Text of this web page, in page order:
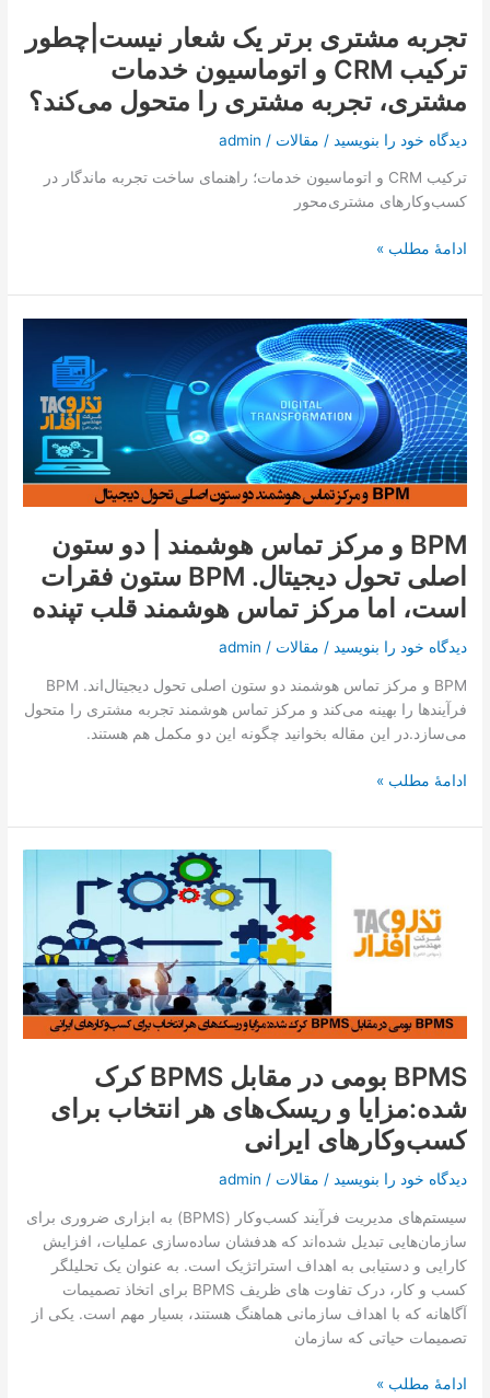
تجربه مشتری برتر یک شعار نیست|چطور
ترکیب CRM و اتوماسیون خدمات
مشتری، تجربه مشتری را متحول می‌کند؟
دیدگاه‌ خود را بنویسید / مقالات /
admin
ترکیب CRM و اتوماسیون خدمات؛ راهنمای ساخت تجربه ماندگار در
کسب‌وکارهای مشتری‌محور
و
اتوماسیون
خدمات
مشتری،
تجربه
را
متحول
ادامۀ مطلب »
BPM و مرکز تماس هوشمند | دو ستون
اصلی تحول دیجیتال. BPM ستون فقرات
است، اما مرکز تماس هوشمند قلب تپنده
دیدگاه‌ خود را بنویسید / مقالات /
admin
BPM و مرکز تماس هوشمند دو ستون اصلی تحول دیجیتال‌اند. BPM
فرآیندها را بهینه می‌کند و مرکز تماس هوشمند تجربه مشتری را متحول
می‌سازد.در این مقاله بخوانید چگونه این دو مکمل هم هستند.
BPM
و
مرکز
تماس
هوشمند
|
دو
تحول
دیجیتال.
BPM
ستون
فقرات
اما
مرکز
تماس
قلب
ادامۀ مطلب »
BPMS بومی در مقابل BPMS کرک
شده:مزایا و ریسک‌های هر انتخاب برای
کسب‌وکارهای ایرانی
دیدگاه‌ خود را بنویسید / مقالات /
admin
سیستم‌های مدیریت فرآیند کسب‌وکار (BPMS) به ابزاری ضروری برای
سازمان‌هایی تبدیل شده‌اند که هدفشان ساده‌سازی عملیات، افزایش
کارایی و دستیابی به اهداف استراتژیک است. به عنوان یک تحلیلگر
کسب و کار، درک تفاوت های ظریف BPMS برای اتخاذ تصمیمات
آگاهانه که با اهداف سازمانی هماهنگ هستند، بسیار مهم است. یکی از
تصمیمات حیاتی که سازمان
مقابل
BPMS
هر
انتخاب
برای
کسب‌وکارهای
ایرانی
ادامۀ مطلب »